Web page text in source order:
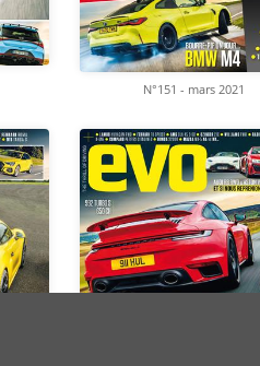
N°151 - mars 2021